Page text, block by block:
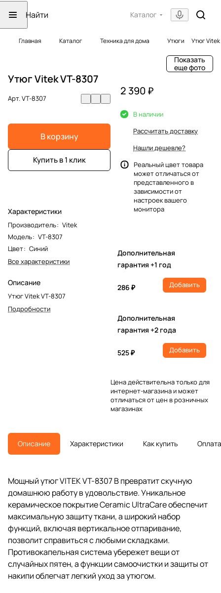
Каталог
Главная Каталог Техника для дома Утюги Утюг Vitek
Показать
еще фото
Утюг Vitek VT-8307
Арт.VT-8307
В корзину
Купить в 1 клик
Характеристики
Производитель: Vitek
Модель: VT-8307
Цвет: Синий
Все характеристики
Описание
Утюг Vitek VT-8307
Подробности
2 390 ₽
В наличии
Рассчитать доставку
Нашли дешевле?
Реальный цвет товара
может отличаться от
представленного в
зависимости от
настроек вашего
монитора
Дополнительная
гарантия +1 год
286 ₽ Добавить
Дополнительная
гарантия +2 года
525 ₽ Добавить
Цена действительна только для
интернет-магазина и может
отличаться от цен в розничных
магазинах
Описание Характеристики Как купить Оплата
Мощный утюг VITEK VT-8307 B превратит скучную
домашнюю работу в удовольствие. Уникальное
керамическое покрытие Ceramic UltraCare обеспечит
максимальную защиту ткани, а широкий набор
функций, включая вертикальное отпаривание,
позволит справиться с любыми складками.
Противокапельная система убережет вещи от
случайных пятен, а функции самоочистки и защиты от
накипи облегчат легкий уход за утюгом.